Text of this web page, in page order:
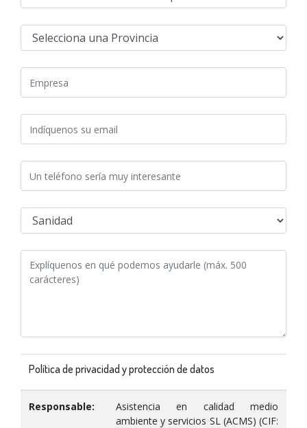
Política de privacidad y protección de datos
Responsable:
Asistencia en calidad medio
ambiente y servicios SL (ACMS) (CIF: